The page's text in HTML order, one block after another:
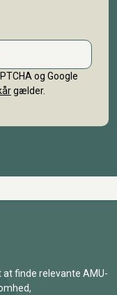
og Google
gælder.
finde relevante AMU-